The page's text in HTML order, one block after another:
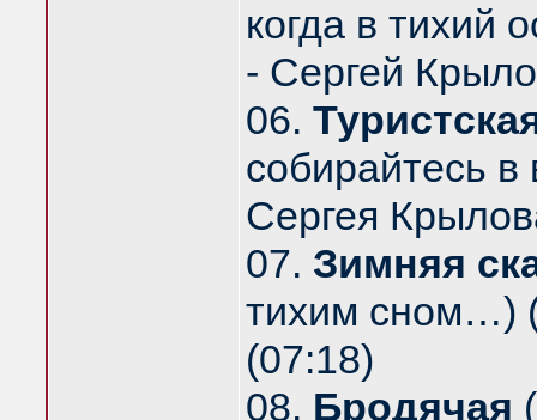
когда в тихий
- Сергей
06.
собирайтесь
Сергея
07. Зимняя
тихим сном…)
(07:18)
08. Бродячая